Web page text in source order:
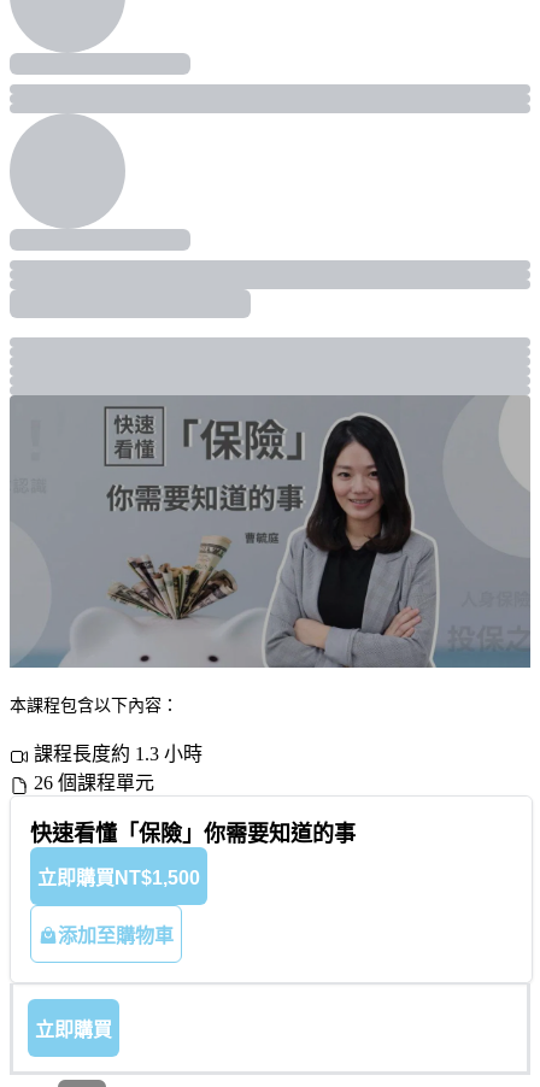
本課程包含以下內容：
課程長度約 1.3 小時
26 個課程單元
快速看懂「保險」你需要知道的事
立即購買 NT$1,500
添加至購物車
立即購買